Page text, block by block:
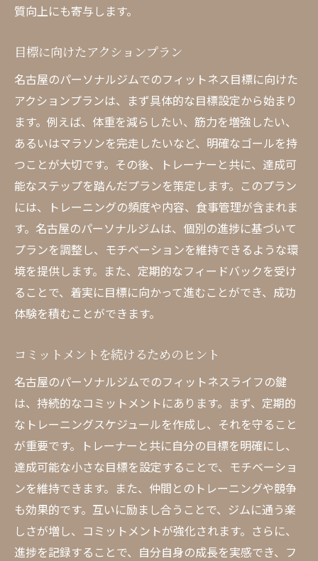
質向上にも寄与します。
目標に向けたアクションプラン
名古屋のパーソナルジムでのフィットネス目標に向けた
アクションプランは、まず具体的な目標設定から始まり
ます。例えば、体重を減らしたい、筋力を増強したい、
あるいはマラソンを完走したいなど、明確なゴールを持
つことが大切です。その後、トレーナーと共に、達成可
能なステップを踏んだプランを策定します。このプラン
には、トレーニングの頻度や内容、食事管理が含まれま
す。名古屋のパーソナルジムは、個別の進捗に基づいて
プランを調整し、モチベーションを維持できるような環
境を提供します。また、定期的なフィードバックを受け
ることで、着実に目標に向かって進むことができ、成功
体験を積むことができます。
コミットメントを続けるためのヒント
名古屋のパーソナルジムでのフィットネスライフの鍵
は、持続的なコミットメントにあります。まず、定期的
なトレーニングスケジュールを作成し、それを守ること
が重要です。トレーナーと共に自分の目標を明確にし、
達成可能な小さな目標を設定することで、モチベーショ
ンを維持できます。また、仲間とのトレーニングや競争
も効果的です。互いに励まし合うことで、ジムに通う楽
しさが増し、コミットメントが強化されます。さらに、
進捗を記録することで、自分自身の成長を実感でき、フ